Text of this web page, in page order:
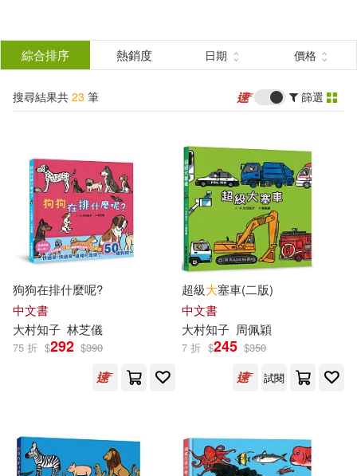
結
分類 (單選)
所有商品(23) 圖書(21)
電子書(2)
作者 (可複選)
大村知子(10)
（日）大村知子(6)
成田奈緒子(2) 佐佐木牧(1)
綜合排序 熱銷度 日期 價格
搜尋結果共 23 筆 篩選
狗狗在排什麼呢?
中文書
大村知子 林芝儀
75 折 $292 $390
超級大塞車(二版)
中文書
大村知子 周佩穎
7 折 $245 $350
試閱